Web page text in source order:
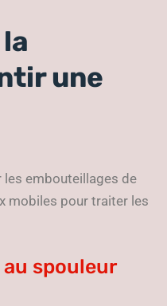
une
les embouteillages de
mobiles pour traiter les
spouleur